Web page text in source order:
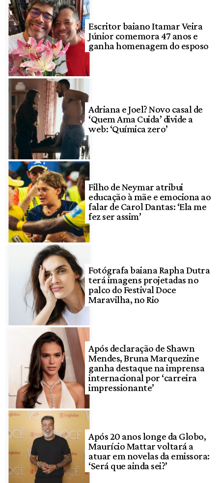
Escritor baiano Itamar Veira
Júnior comemora 47 anos e
ganha homenagem do esposo
Adriana e Joel? Novo casal de
‘Quem Ama Cuida’ divide a
web: ‘Química zero’
Filho de Neymar atribui
educação à mãe e emociona ao
falar de Carol Dantas: ‘Ela me
fez ser assim’
Fotógrafa baiana Rapha Dutra
terá imagens projetadas no
palco do Festival Doce
Maravilha, no Rio
Após declaração de Shawn
Mendes, Bruna Marquezine
ganha destaque na imprensa
internacional por ‘carreira
impressionante’
Após 20 anos longe da Globo,
Maurício Mattar voltará a
atuar em novelas da emissora:
‘Será que ainda sei?’